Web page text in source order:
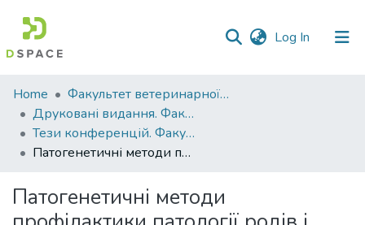
Log In (current)
Communities
&
Collections
Statistics
Home
Факультет ветеринарної медицини
Друковані видання. Факультет ветеринарної медицини
Тези конференцій. Факультет ветеринарної медицини
Патогенетичні методи профілактики патології родів і післяродового періоду та лікування корів, хворих на гіпофункцію яєчників, мастит і ендометрит
Патогенетичні методи